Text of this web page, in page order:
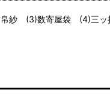
古帛紗 (3)数寄屋袋